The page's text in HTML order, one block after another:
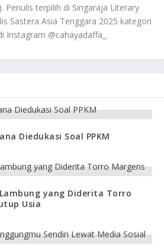
Penulis terpilih di Singaraja Literary
Sastera Asia Tenggara 2025 kategori
Instagram @cahayadaffa_.
Diedukasi Soal PPKM
yang Diderita Torro
Usia